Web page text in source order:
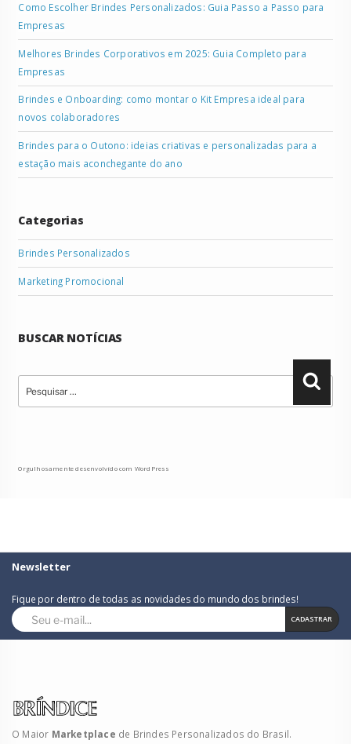
Como Escolher Brindes Personalizados: Guia Passo a Passo para
Empresas
Melhores Brindes Corporativos em 2025: Guia Completo para
Empresas
Brindes e Onboarding: como montar o Kit Empresa ideal para
novos colaboradores
Brindes para o Outono: ideias criativas e personalizadas para a
estação mais aconchegante do ano
Categorias
Brindes Personalizados
Marketing Promocional
BUSCAR NOTÍCIAS
por:
Orgulhosamente desenvolvido com WordPress
Newsletter
Fique por dentro de todas as novidades do mundo dos brindes!
CADASTRAR
O Maior Marketplace de Brindes Personalizados do Brasil.